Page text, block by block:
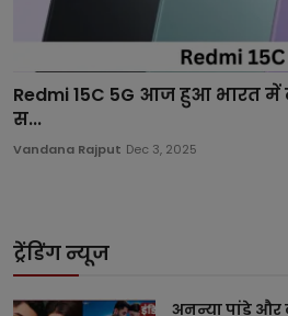
Redmi 15C 5G आज हुआ भारत में
स...
Vandana Rajput Dec 3, 2025
ट्रेंडिंग न्यूज
अनन्या पांडे और